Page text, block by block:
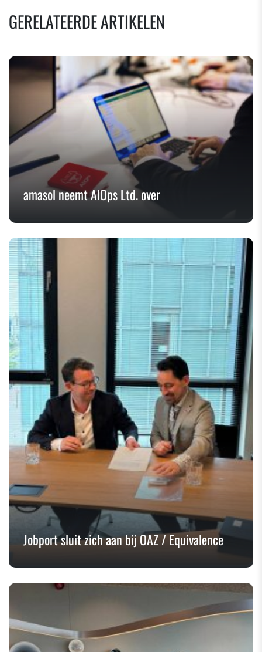
GERELATEERDE ARTIKELEN
amasol neemt AIOps Ltd. over
Jobport sluit zich aan bij OAZ / Equivalence